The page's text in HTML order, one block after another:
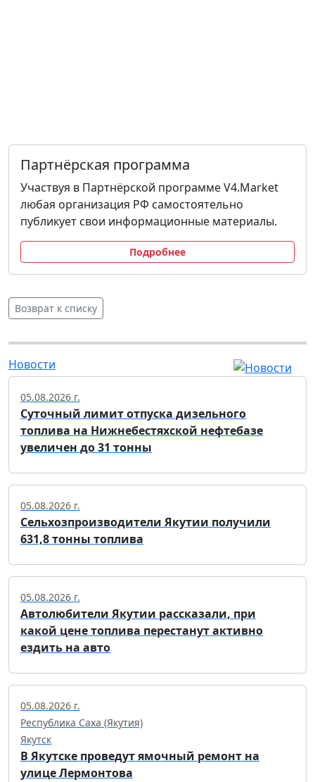
Партнёрская программа
Участвуя в Партнёрской программе V4.Market
любая организация РФ самостоятельно
публикует свои информационные материалы.
Подробнее
Возврат к списку
Новости
05.08.2026 г.
Суточный лимит отпуска дизельного
топлива на Нижнебестяхской нефтебазе
увеличен до 31 тонны
05.08.2026 г.
Сельхозпроизводители Якутии получили
631,8 тонны топлива
05.08.2026 г.
Автолюбители Якутии рассказали, при
какой цене топлива перестанут активно
ездить на авто
05.08.2026 г.
Республика Саха (Якутия)
Якутск
В Якутске проведут ямочный ремонт на
улице Лермонтова